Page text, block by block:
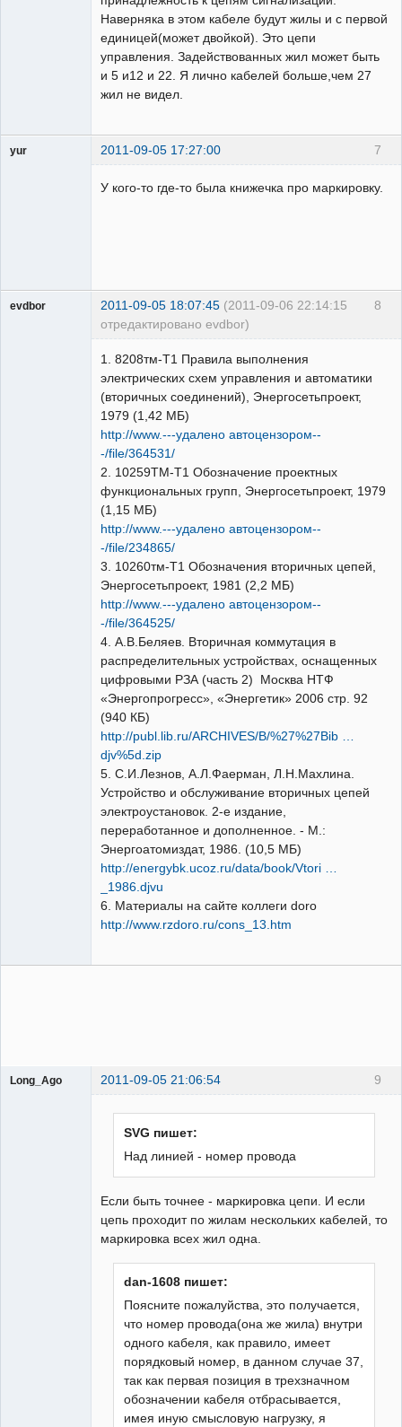
Наверняка в этом кабеле будут жилы и с первой
единицей(может двойкой). Это цепи
управления. Задействованных жил может быть
и 5 и12 и 22. Я лично кабелей больше,чем 27
жил не видел.
7
yur 2011-09-05 17:27:00
У кого-то где-то была книжечка про маркировку.
8
evdbor 2011-09-05 18:07:45 (2011-09-06 22:14:15
отредактировано evdbor)
1. 8208тм-Т1 Правила выполнения
электрических схем управления и автоматики
(вторичных соединений), Энергосетьпроект,
1979 (1,42 МБ)
http://www.---удалено автоцензором--
-/file/364531/
2. 10259ТМ-Т1 Обозначение проектных
функциональных групп, Энергосетьпроект, 1979
(1,15 МБ)
http://www.---удалено автоцензором--
-/file/234865/
3. 10260тм-Т1 Обозначения вторичных цепей,
Энергосетьпроект, 1981 (2,2 МБ)
http://www.---удалено автоцензором--
-/file/364525/
4. А.В.Беляев. Вторичная коммутация в
распределительных устройствах, оснащенных
цифровыми РЗА (часть 2) Москва НТФ
«Энергопрогресс», «Энергетик» 2006 стр. 92
(940 КБ)
http://publ.lib.ru/ARCHIVES/B/%27%27Bib …
djv%5d.zip
5. С.И.Лезнов, А.Л.Фаерман, Л.Н.Махлина.
Устройство и обслуживание вторичных цепей
электроустановок. 2-е издание,
переработанное и дополненное. - М.:
Энергоатомиздат, 1986. (10,5 МБ)
http://energybk.ucoz.ru/data/book/Vtori …
_1986.djvu
6. Материалы на сайте коллеги doro
http://www.rzdoro.ru/cons_13.htm
9
Long_Ago 2011-09-05 21:06:54
SVG пишет:
Над линией - номер провода
Если быть точнее - маркировка цепи. И если
цепь проходит по жилам нескольких кабелей, то
маркировка всех жил одна.
dan-1608 пишет:
Поясните пожалуйства, это получается,
что номер провода(она же жила) внутри
одного кабеля, как правило, имеет
порядковый номер, в данном случае 37,
так как первая позиция в трехзначном
обозначении кабеля отбрасывается,
имея иную смысловую нагрузку, я